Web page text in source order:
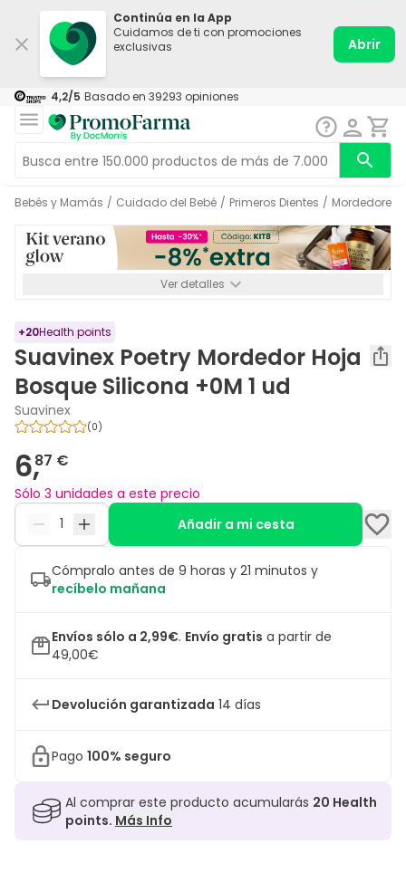
Continúa en la App
Cuidamos de ti con promociones
exclusivas
Abrir
4,2/5 Basado en 39293 opiniones
Bebés y Mamás / Cuidado del Bebé / Primeros Dientes / Mordedores
Ver detalles
+20Health points
Suavinex Poetry Mordedor Hoja
Bosque Silicona +0M 1 ud
Suavinex
(0)
6,87 €
Sólo 3 unidades a este precio
Añadir a mi cesta
Cómpralo antes de 9 horas y 21 minutos y
recíbelo mañana
Envíos sólo a 2,99€. Envío gratis a partir de
49,00€
Devolución garantizada 14 días
Pago 100% seguro
Al comprar este producto acumularás 20 Health
points. Más Info